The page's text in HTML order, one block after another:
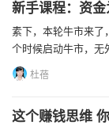
素下，本轮牛市来了
个时候启动牛市，无
杜蓓
这个赚钱思维